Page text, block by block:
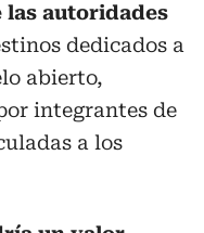
las autoridades
dedicados a
abierto,
integrantes de
a los